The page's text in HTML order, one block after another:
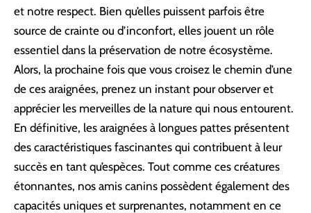
et notre respect. Bien qu’elles puissent parfois être
source de crainte ou d’inconfort, elles jouent un rôle
essentiel dans la préservation de notre écosystème.
Alors, la prochaine fois que vous croisez le chemin d’une
de ces araignées, prenez un instant pour observer et
apprécier les merveilles de la nature qui nous entourent.
En définitive, les araignées à longues pattes présentent
des caractéristiques fascinantes qui contribuent à leur
succès en tant qu’espèces. Tout comme ces créatures
étonnantes, nos amis canins possèdent également des
capacités uniques et surprenantes, notamment en ce